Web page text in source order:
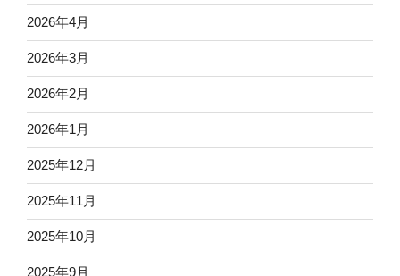
2026年4月
2026年3月
2026年2月
2026年1月
2025年12月
2025年11月
2025年10月
2025年9月